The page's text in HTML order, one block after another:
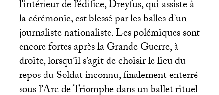
l’intérieur de l’édifice, Dreyfus, qui assiste à
la cérémonie, est blessé par les balles d’un
journaliste nationaliste. Les polémiques sont
encore fortes après la Grande Guerre, à
droite, lorsqu’il s’agit de choisir le lieu du
repos du Soldat inconnu, finalement enterré
sous l’Arc de Triomphe dans un ballet rituel